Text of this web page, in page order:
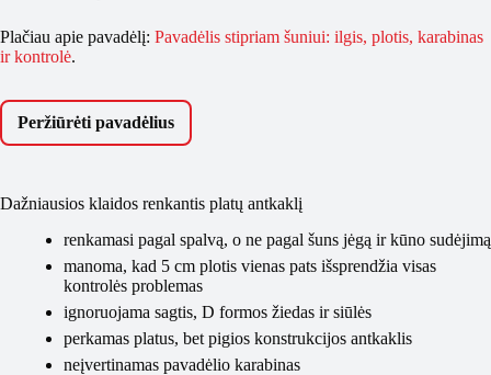
Plačiau apie pavadėlį: Pavadėlis stipriam šuniui: ilgis, plotis, karabinas
ir kontrolė.
Peržiūrėti pavadėlius
Dažniausios klaidos renkantis platų antkaklį
renkamasi pagal spalvą, o ne pagal šuns jėgą ir kūno sudėjimą
manoma, kad 5 cm plotis vienas pats išsprendžia visas
kontrolės problemas
ignoruojama sagtis, D formos žiedas ir siūlės
perkamas platus, bet pigios konstrukcijos antkaklis
neįvertinamas pavadėlio karabinas